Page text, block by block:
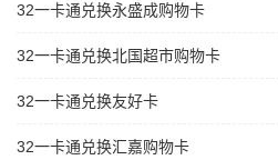
32一卡通兑换永盛成购物卡
32一卡通兑换北国超市购物卡
32一卡通兑换友好卡
32一卡通兑换汇嘉购物卡